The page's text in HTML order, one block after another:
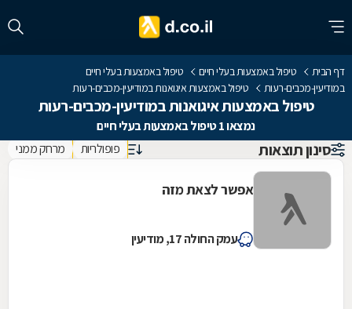
דף הבית טיפול באמצעות בעלי חיים
טיפול באמצעות בעלי חיים
במודיעין-מכבים-רעות
טיפול באמצעות איגואנות במודיעין-מכבים-רעות
טיפול באמצעות איגואנות במודיעין-מכבים-רעות
נמצאו 1 טיפול באמצעות בעלי חיים
סינון תוצאות פופולריות מרחק ממני
אפשר לצאת מזה
עמק החולה 17, מודיעין